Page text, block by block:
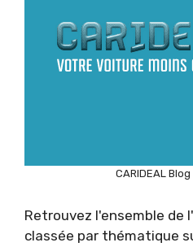
CARIDEAL
Retrouvez l'ensemble de
classée par thématique